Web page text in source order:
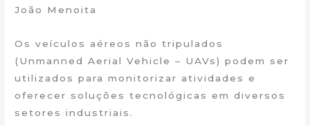
João Menoita
Os veículos aéreos não tripulados
(Unmanned Aerial Vehicle – UAVs) podem ser
utilizados para monitorizar atividades e
oferecer soluções tecnológicas em diversos
setores industriais.